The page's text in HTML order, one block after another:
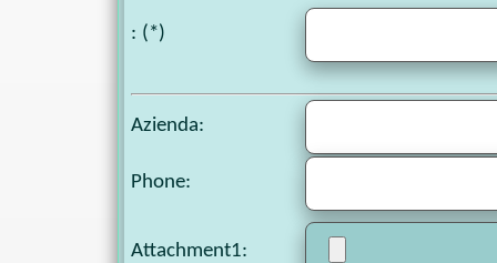
: (*)
Azienda:
Phone:
Attachment1: